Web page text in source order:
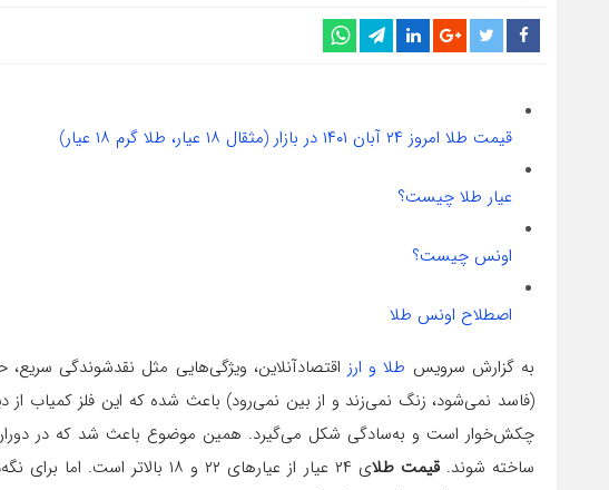
قیمت طلا امروز ۲۴ آبان ۱۴۰۱ در بازار (مثقال ۱۸ عیار، طلا گرم ۱۸ عیار)
عیار طلا چیست؟
اونس چیست؟
اصطلاح اونس طلا
به گزارش سرویس طلا و ارز اقتصادآنلاین، ویژگی‌هایی مثل نقدشوندگی
(فاسد نمی‌شود، زنگ نمی‌زند و از بین نمی‌رود) باعث شده که این فلز کمیاب از
چکش‌خوار است و به‌سادگی شکل می‌گیرد. همین موضوع باعث شد که در
ساخته شوند.قیمت طلا